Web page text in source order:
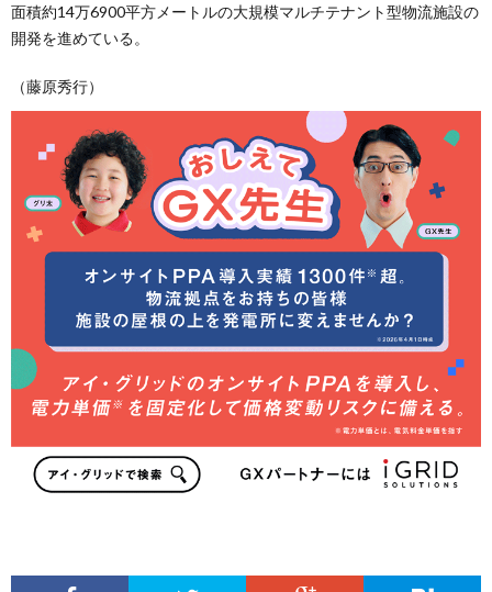
面積約14万6900平方メートルの大規模マルチテナント型物流施設の
開発を進めている。
（藤原秀行）